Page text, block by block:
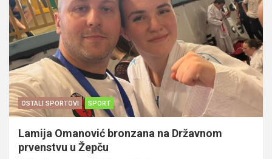
OSTALI SPORTOVI SPORT
Lamija Omanović bronzana na Državnom
prvenstvu u Žepču